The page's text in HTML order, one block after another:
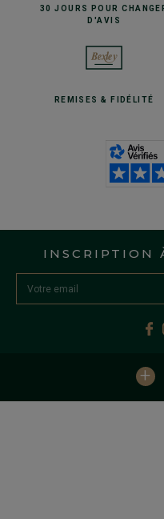
30 JOURS POUR
D'AVIS
REMISES& FIDÉLITÉ
INSCRIPTION
+